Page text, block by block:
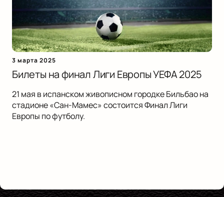
3 марта 2025
Билеты на финал Лиги Европы УЕФА 2025
21 мая в испанском живописном городке Бильбао на
стадионе «Сан-Мамес» состоится Финал Лиги
Европы по футболу.